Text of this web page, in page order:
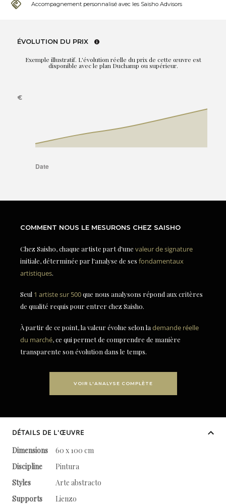
Accompagnement personnalisé avec les Saisho Advisors
ÉVOLUTION DU PRIX
Exemple illustratif. L'évolution réelle du prix de cette œuvre est
disponible avec le plan Duchamp ou supérieur.
COMMENT NOUS LE MESURONS CHEZ SAISHO
Chez Saisho, chaque artiste part d'une valeur de signature
initiale, déterminée par l'analyse de ses fondamentaux
artistiques.
Seul 1 artiste sur 500que nous analysons répond aux critères
de qualité requis pour entrer chez Saisho.
À partir de ce point, la valeur évolue selon la demande réelle
du marché, ce qui permet de comprendre de manière
transparente son évolution dans le temps.
VOIR L'ANALYSE COMPLÈTE
DÉTAILS DE L'ŒUVRE
Dimensions
60 x 100 cm
Discipline
Pintura
Styles
Arte abstracto
Supports
Lienzo